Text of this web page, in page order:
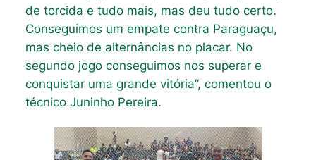
de torcida e tudo mais, mas deu tudo certo.
Conseguimos um empate contra Paraguaçu,
mas cheio de alternâncias no placar. No
segundo jogo conseguimos nos superar e
conquistar uma grande vitória”, comentou o
técnico Juninho Pereira.